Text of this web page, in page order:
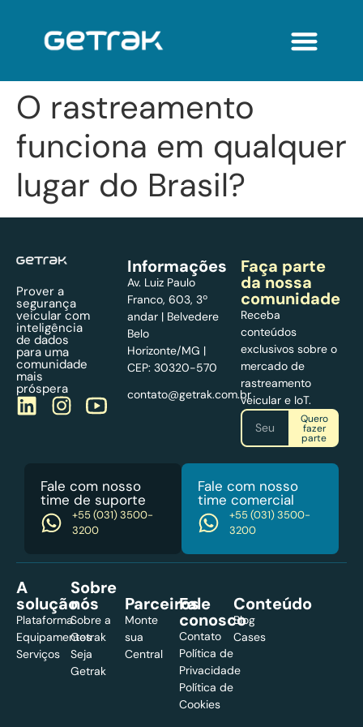
O rastreamento
funciona em qualquer
lugar do Brasil?
Prover a
segurança
veicular com
inteligência
de dados
para uma
comunidade
mais
próspera
Informações
Av. Luiz Paulo
Franco, 603, 3º
andar | Belvedere
Belo
Horizonte/MG |
CEP: 30320-570
contato@getrak.com.br
Faça parte
da nossa
comunidade
Receba
conteúdos
exclusivos sobre o
mercado de
rastreamento
veicular e IoT.
Quero
fazer
parte
Fale com nosso
time de suporte
+55 (031) 3500-
3200
Fale com nosso
time comercial
+55 (031) 3500-
3200
A
solução
Plataforma
Equipamentos
Serviços
Sobre
nós
Sobre a
Getrak
Seja
Getrak​
Parceiros
Monte
sua
Central
Fale
conosco
Contato
Política de
Privacidade
Política de
Cookies
Conteúdo
Blog
Cases